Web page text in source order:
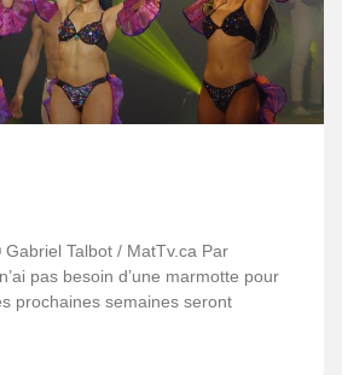
Talbot / MatTv.ca Par
pas besoin d’une marmotte pour
prochaines semaines seront